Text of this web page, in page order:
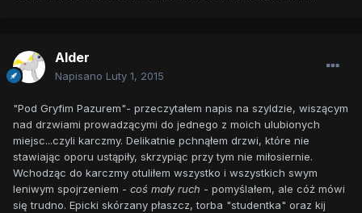
Alder
Napisano Luty 1, 2015
"Pod Gryfim Pazurem"- przeczytałem napis na szyldzie, wiszącym
nad drzwiami prowadzącymi do jednego z moich ulubionych
miejsc...czyli karczmy. Delikatnie pchnąłem drzwi, które nie
stawiając oporu ustąpiły, skrzypiąc przy tym nie miłosiernie.
Wchodząc do karczmy otuliłem wszystko i wszystkich swym
leniwym spojrzeniem - coś mały ruch - pomyślałem, ale cóż mówi
się trudno. Epicki skórzany płaszcz, torba "studentka" oraz kij